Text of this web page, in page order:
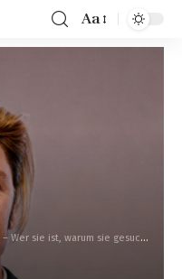
Aa
warum sie gesucht wird und was man wissen sollte